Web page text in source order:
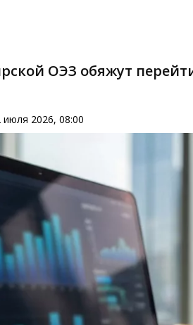
ОЭЗ обяжут
июля 2026, 08:00